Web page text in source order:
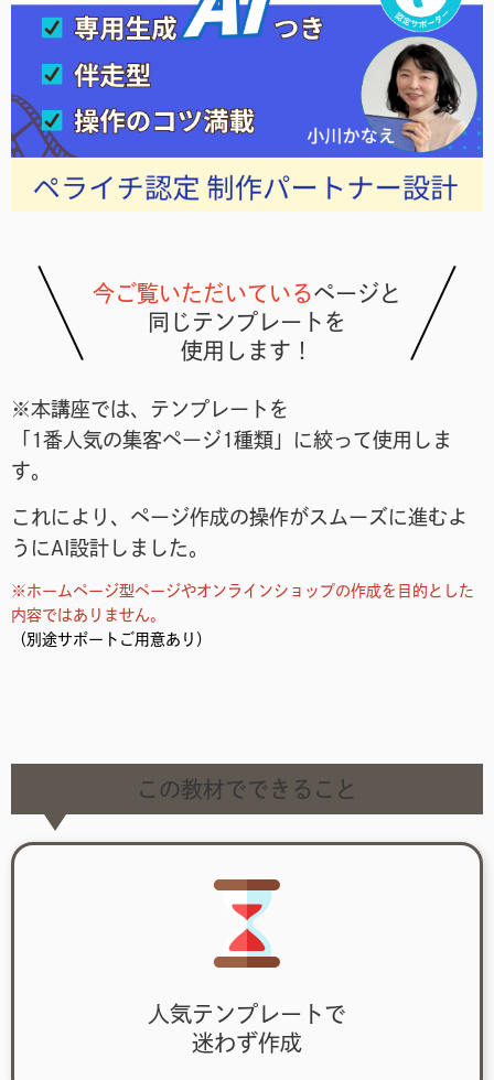
今ご覧いただいているページと
同じテンプレートを
使用します！
※本講座では、テンプレートを
「1番人気の集客ページ1種類」に絞って使用しま
す。
これにより、ページ作成の操作がスムーズに進むよ
うにAI設計しました。
※ホームページ型ページやオンラインショップの作成を目的とした
内容ではありません。
（別途サポートご用意あり）
この教材でできること
人気テンプレートで
迷わず作成